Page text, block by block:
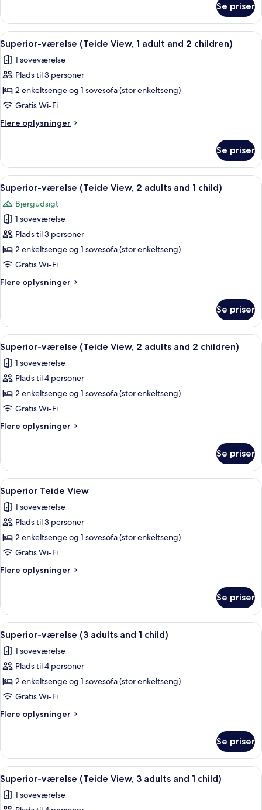
adult
and
1
child)
værelse
(Teide
View,
adult
and
child)
Se priser
Indlæs
alle
billeder
af
Superior-
værelse
(Teide
View,
adult
and
2
children)
Et moderne hotelværelse med seng,
7
Superior-værelse (Teide View, 1 adult and 2 children)
1 soveværelse
Plads til 3 personer
2 enkeltsenge og 1 sovesofa (stor enkeltseng)
Gratis Wi-Fi
Flere oplysninger
Flere
værelse
(Teide
View,
adult
and
children)
Se priser
Indlæs
alle
billeder
af
Superior-
værelse
(Teide
2
child)
Et moderne hotelværelse med seng,
7
Superior-værelse (Teide View, 2 adults and 1 child)
Bjergudsigt
1 soveværelse
Plads til 3 personer
2 enkeltsenge og 1 sovesofa (stor enkeltseng)
Gratis Wi-Fi
Flere oplysninger
Flere
værelse
(Teide
View,
adults
and
child)
Se priser
Indlæs
alle
billeder
af
Superior-
værelse
(Teide
View,
adults
and
2
children)
Et moderne hotelværelse med seng,
7
Superior-værelse (Teide View, 2 adults and 2 children)
1 soveværelse
Plads til 4 personer
2 enkeltsenge og 1 sovesofa (stor enkeltseng)
Gratis Wi-Fi
Flere oplysninger
Flere
værelse
(Teide
View,
adults
and
children)
Se priser
Indlæs
alle
billeder
af
Superior
Teide
View
Et moderne hotelværelse med seng,
7
Superior Teide View
1 soveværelse
Plads til 3 personer
2 enkeltsenge og 1 sovesofa (stor enkeltseng)
Gratis Wi-Fi
Flere oplysninger
Flere
Teide
View
Se priser
Indlæs
alle
billeder
af
Superior-
værelse
(3
adults
1
child)
Et hotelværelse med to senge, hvidt
7
Superior-værelse (3 adults and 1 child)
1 soveværelse
Plads til 4 personer
2 enkeltsenge og 1 sovesofa (stor enkeltseng)
Gratis Wi-Fi
Flere oplysninger
Flere
værelse
(3
adults
and
Se priser
Indlæs
alle
billeder
Et moderne hotelværelse med seng,
7
Superior-værelse (Teide View, 3 adults and 1 child)
1 soveværelse